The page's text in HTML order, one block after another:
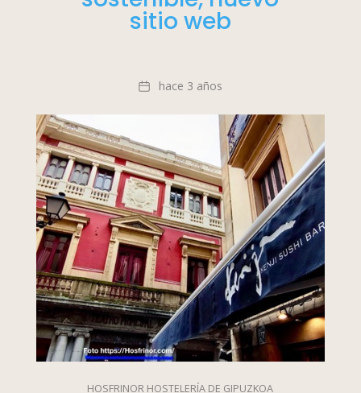
sitio web
Fechahace 3 años
HOSFRINOR HOSTELERÍA DE GIPUZKOA